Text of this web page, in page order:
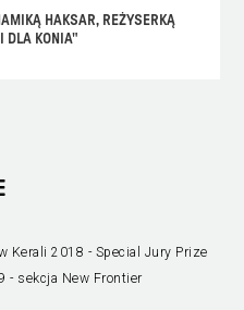
HAKSAR, REŻYSERKĄ
DLA KONIA"
Kerali 2018 - Special Jury Prize
- sekcja New Frontier